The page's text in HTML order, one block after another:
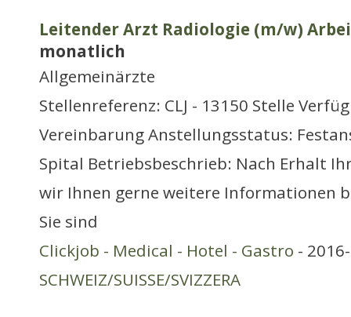
Leitender Arzt Radiologie (m/w)
monatlich
Allgemeinärzte
Stellenreferenz: CLJ - 13150 Stelle
Vereinbarung Anstellungsstatus:
Spital Betriebsbeschrieb: Nach Erhalt
wir Ihnen gerne weitere Informationen
Sie sind
Clickjob - Medical - Hotel - Gastro -
SCHWEIZ/SUISSE/SVIZZERA